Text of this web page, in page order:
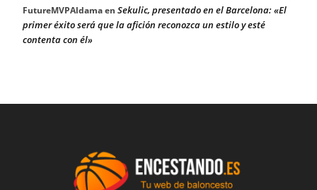
FutureMVPAldamaen Sekulic, presentado en el Barcelona: «El
primer éxito será que la afición reconozca un estilo y esté
contenta con él»